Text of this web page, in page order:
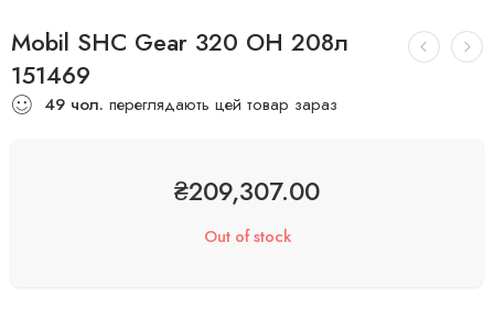
Mobil SHC Gear 320 OH 208л
151469
49 чол. переглядають цей товар зараз
₴209,307.00
Out of stock